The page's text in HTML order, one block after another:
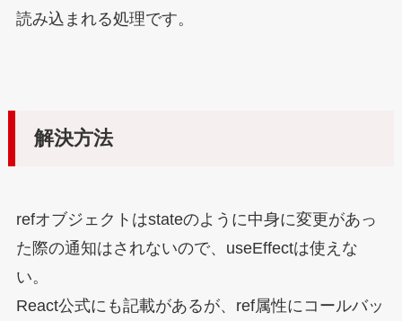
読み込まれる処理です。
解決方法
refオブジェクトはstateのように中身に変更があっ
た際の通知はされないので、useEffectは使えな
い。
React公式にも記載があるが、ref属性にコールバッ